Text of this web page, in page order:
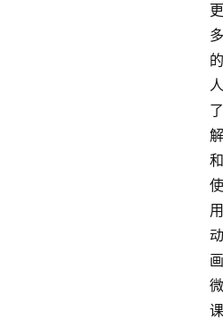
更
多
的
人
了
解
和
使
用
动
画
微
课